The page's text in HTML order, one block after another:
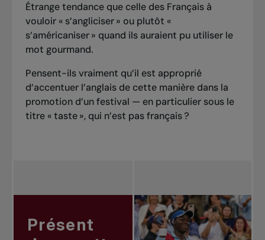
Étrange tendance que celle des Français à
vouloir « s’angliciser » ou plutôt «
s’américaniser » quand ils auraient pu utiliser le
mot gourmand.
Pensent-ils vraiment qu’il est approprié
d’accentuer l’anglais de cette manière dans la
promotion d’un festival — en particulier sous le
titre « taste », qui n’est pas français ?
Présent